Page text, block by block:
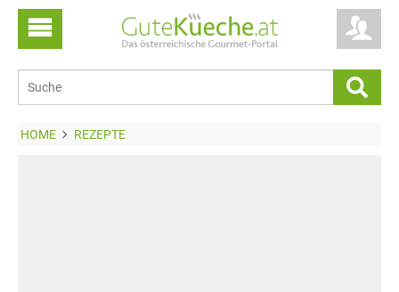
HOME REZEPTE